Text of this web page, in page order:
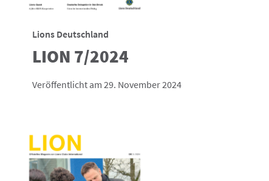
Lions Deutschland
LION 7/2024
Veröffentlicht am 29. November 2024